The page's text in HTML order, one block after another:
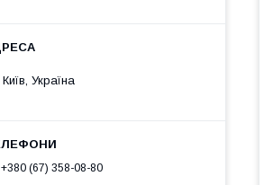
Київ, Україна
+380 (67) 358-08-80